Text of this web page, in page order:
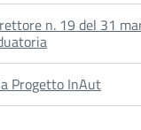
n. 19 del 31
Progetto InAut